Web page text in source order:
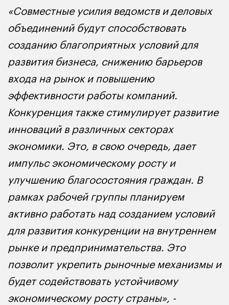
«Совместные усилия ведомств и деловых
объединений будут способствовать
созданию благоприятных условий для
развития бизнеса, снижению барьеров
входа на рынок и повышению
эффективности работы компаний.
Конкуренция также стимулирует развитие
инноваций в различных секторах
экономики. Это, в свою очередь, дает
импульс экономическому росту и
улучшению благосостояния граждан. В
рамках рабочей группы планируем
активно работать над созданием условий
для развития конкуренции на внутреннем
рынке и предпринимательства. Это
позволит укрепить рыночные механизмы и
будет содействовать устойчивому
экономическому росту страны», -